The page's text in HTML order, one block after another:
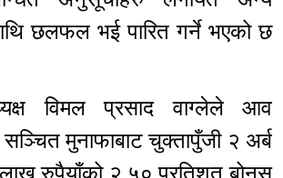
छलफल भई पारित गर्ने भएको छ
विमल प्रसाद वाग्लेले आव
मुनाफाबाट चुक्तापुँजी २ अर्ब